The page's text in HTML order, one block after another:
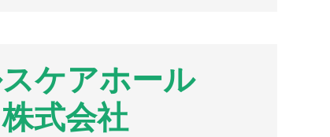
ケアホール
式会社